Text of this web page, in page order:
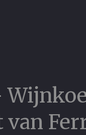
van